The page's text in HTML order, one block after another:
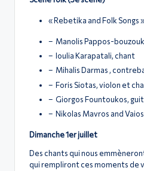
« Rebetika and Folk Songs »
– Manolis Pappos-
– Ioulia Karapatali, chant
– Mihalis Darmas ,
– Foris Siotas, violon et
– Giorgos Fountoukos,
– Nikolas Mavros and
Dimanche 1er juillet
Des chants qui nous
qui rempliront ces moments de